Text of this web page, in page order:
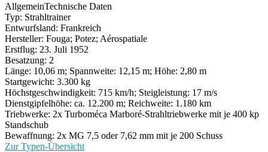
AllgemeinTechnische Daten
Typ: Strahltrainer
Entwurfsland: Frankreich
Hersteller: Fouga; Potez; Aérospatiale
Erstflug: 23. Juli 1952
Besatzung: 2
Länge: 10,06 m; Spannweite: 12,15 m; Höhe: 2,80 m
Startgewicht: 3.300 kg
Höchstgeschwindigkeit: 715 km/h; Steigleistung: 17 m/s
Dienstgipfelhöhe: ca. 12.200 m; Reichweite: 1.180 km
Triebwerke: 2x Turboméca Marboré-Strahltriebwerke mit je 400 kp
Standschub
Bewaffnung: 2x MG 7,5 oder 7,62 mm mit je 200 Schuss
Zur Typen-Übersicht